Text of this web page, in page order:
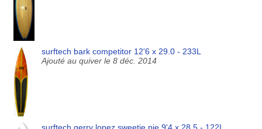
surftech bark competitor 12'6 x 29.0 - 233L
Ajouté au quiver le 8 déc. 2014